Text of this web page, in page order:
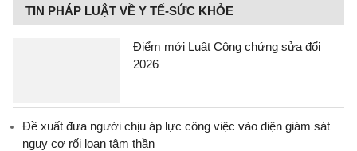
TIN PHÁP LUẬT VỀ Y TẾ-SỨC KHỎE
Điểm mới Luật Công chứng sửa đổi
2026
Đề xuất đưa người chịu áp lực công việc vào diện giám sát
nguy cơ rối loạn tâm thần